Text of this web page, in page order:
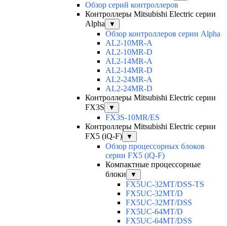
Обзор серий контроллеров
Контроллеры Mitsubishi Electric серии
Alpha
▼
Обзор контроллеров серии Alpha
AL2-10MR-A
AL2-10MR-D
AL2-14MR-A
AL2-14MR-D
AL2-24MR-A
AL2-24MR-D
Контроллеры Mitsubishi Electric серии
FX3S
▼
FX3S-10MR/ES
Контроллеры Mitsubishi Electric серии
FX5 (iQ-F)
▼
Обзор процессорных блоков
серии FX5 (iQ-F)
Компактные процессорные
блоки
▼
FX5UC-32MT/DSS-TS
FX5UC-32MT/D
FX5UC-32MT/DSS
FX5UC-64MT/D
FX5UC-64MT/DSS